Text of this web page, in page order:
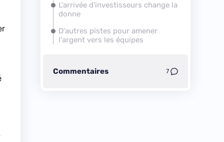
L'arrivée d'investisseurs change la
donne
D'autres pistes pour amener
l'argent vers les équipes
Commentaires 7